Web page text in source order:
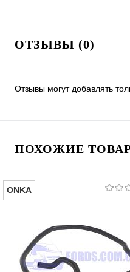
ОТЗЫВЫ (0)
Отзывы могут добавлять
ПОХОЖИЕ
ONKA